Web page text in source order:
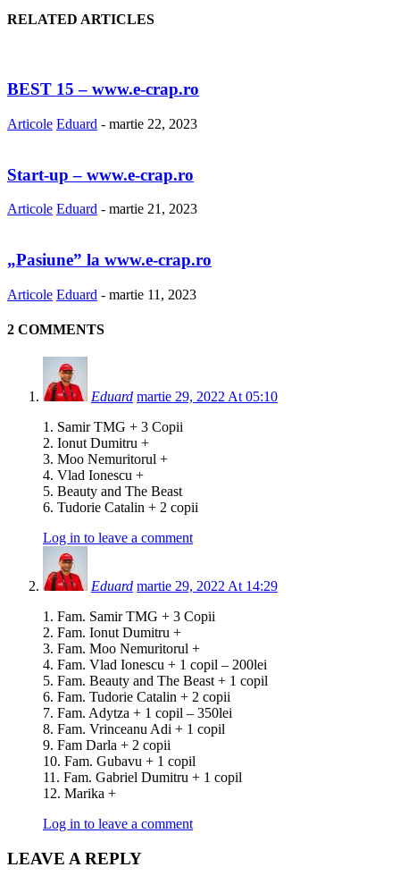
RELATED ARTICLES
BEST 15 – www.e-crap.ro
Articole Eduard - martie 22, 2023
Start-up – www.e-crap.ro
Articole Eduard - martie 21, 2023
„Pasiune” la www.e-crap.ro
Articole Eduard - martie 11, 2023
2 COMMENTS
Eduard martie 29, 2022 At 05:10
1. Samir TMG + 3 Copii
2. Ionut Dumitru +
3. Moo Nemuritorul +
4. Vlad Ionescu +
5. Beauty and The Beast
6. Tudorie Catalin + 2 copii
Log in to leave a comment
Eduard martie 29, 2022 At 14:29
1. Fam. Samir TMG + 3 Copii
2. Fam. Ionut Dumitru +
3. Fam. Moo Nemuritorul +
4. Fam. Vlad Ionescu + 1 copil – 200lei
5. Fam. Beauty and The Beast + 1 copil
6. Fam. Tudorie Catalin + 2 copii
7. Fam. Adytza + 1 copil – 350lei
8. Fam. Vrinceanu Adi + 1 copil
9. Fam Darla + 2 copii
10. Fam. Gubavu + 1 copil
11. Fam. Gabriel Dumitru + 1 copil
12. Marika +
Log in to leave a comment
LEAVE A REPLY